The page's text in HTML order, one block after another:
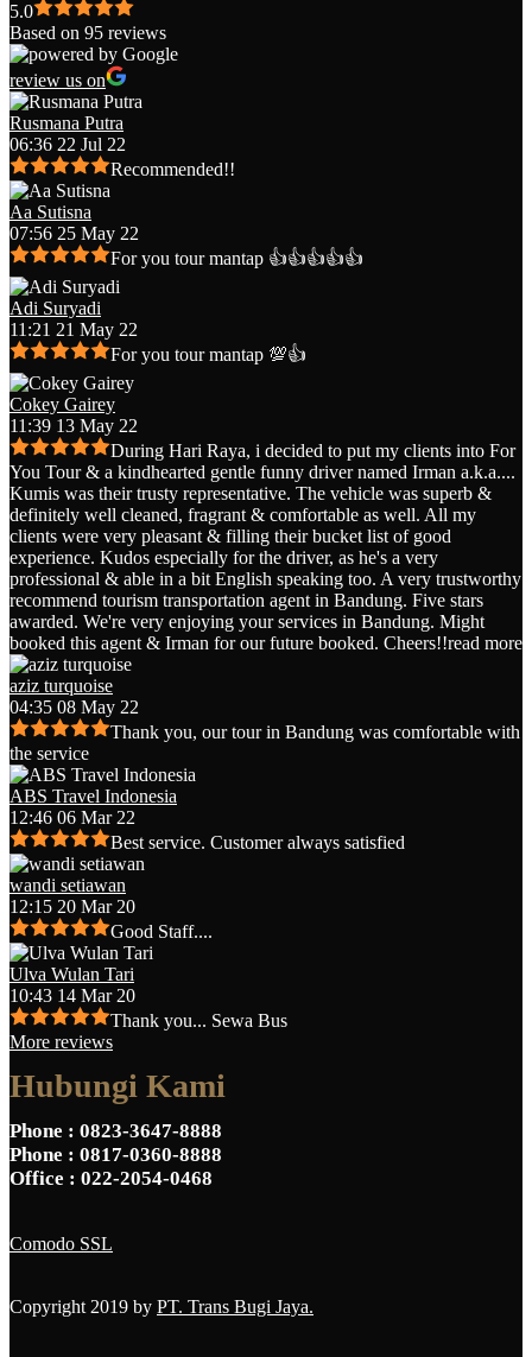
5.0
Based on 95 reviews
review us on
Rusmana Putra
06:36 22 Jul 22
Recommended!!
Aa Sutisna
07:56 25 May 22
For you tour mantap 👍👍👍👍👍
Adi Suryadi
11:21 21 May 22
For you tour mantap 💯👍
Cokey Gairey
11:39 13 May 22
During Hari Raya, i decided to put my clients into For
You Tour & a kindhearted gentle funny driver named Irman a.k.a....
Kumis was their trusty representative. The vehicle was superb &
definitely well cleaned, fragrant & comfortable as well. All my
clients were very pleasant & filling their bucket list of good
experience. Kudos especially for the driver, as he's a very
professional & able in a bit English speaking too. A very trustworthy
recommend tourism transportation agent in Bandung. Five stars
awarded. We're very enjoying your services in Bandung. Might
booked this agent & Irman for our future booked. Cheers!!read more
aziz turquoise
04:35 08 May 22
Thank you, our tour in Bandung was comfortable with
the service
ABS Travel Indonesia
12:46 06 Mar 22
Best service. Customer always satisfied
wandi setiawan
12:15 20 Mar 20
Good Staff....
Ulva Wulan Tari
10:43 14 Mar 20
Thank you... Sewa Bus
More reviews
Hubungi Kami
Phone : 0823-3647-8888
Phone : 0817-0360-8888
Office : 022-2054-0468
Comodo SSL
Copyright 2019 by PT. Trans Bugi Jaya.